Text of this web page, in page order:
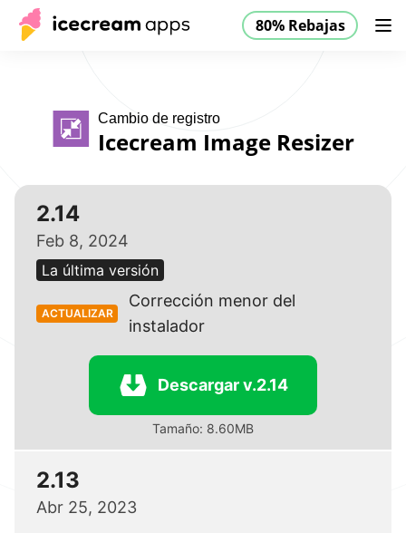
80% Rebajas
Productos Ayuda 80% Rebajas ES
Cambio de registro
Icecream Image Resizer
2.14
Feb 8, 2024
La última versión
ACTUALIZAR
Corrección menor del
instalador
Descargar v.2.14
Tamaño: 8.60MB
2.13
Abr 25, 2023